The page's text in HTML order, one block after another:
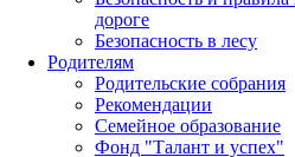
дороге
Безопасность в лесу
Родителям
Родительские собрания
Рекомендации
Семейное образование
Фонд "Талант и успех"